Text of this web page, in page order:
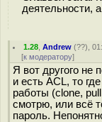
деятельности,
1.28 ,Andrew (??),
[к модератору]
Я вот другого не
и есть ACL, то
работы (clone,
смотрю, или всё
пароль.